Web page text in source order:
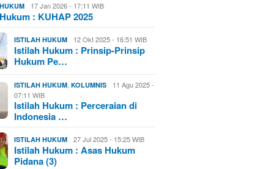
17 Jan 2026 - 17:11 WIB
: KUHAP 2025
ISTILAH HUKUM 12 Okt 2025 - 16:51 WIB
Istilah Hukum : Prinsip-Prinsip
Hukum Pe…
ISTILAH HUKUM ,KOLUMNIS
11 Agu 2025 -
07:11 WIB
Istilah Hukum : Perceraian di
Indonesia …
ISTILAH HUKUM 27 Jul 2025 - 15:25 WIB
Istilah Hukum : Asas Hukum
Pidana (3)